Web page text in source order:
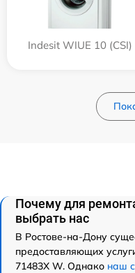
Indesit WIUE 10 (CSI)
Почему для
выбрать нас
В Ростове-на-Дону
предоставляющих
71483X W. Однако наш